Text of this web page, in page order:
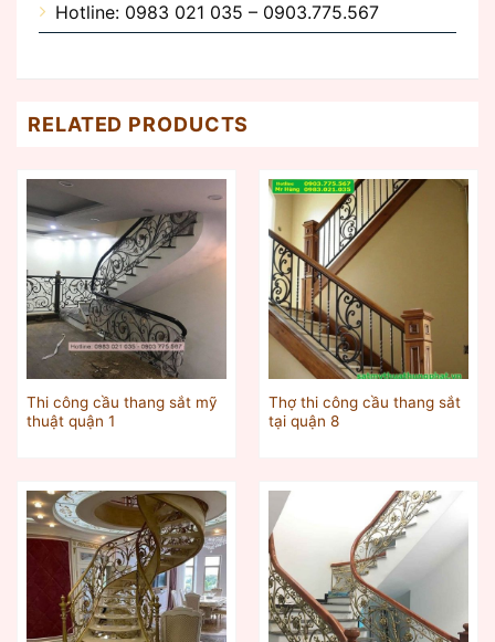
Hotline: 0983 021 035 – 0903.775.567
RELATED PRODUCTS
Thi công cầu thang sắt mỹ
thuật quận 1
Thợ thi công cầu thang sắt
tại quận 8